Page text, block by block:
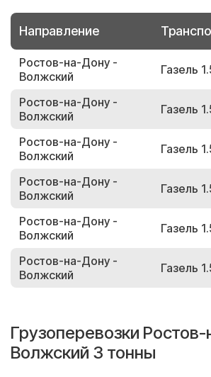
Направление
Ростов-на-Дону -
Волжский
Газель
Ростов-на-Дону -
Волжский
Газель
Ростов-на-Дону -
Волжский
Газель
Ростов-на-Дону -
Волжский
Газель
Ростов-на-Дону -
Волжский
Газель
Ростов-на-Дону -
Волжский
Газель
Грузоперевозки
Волжский 3 тонны